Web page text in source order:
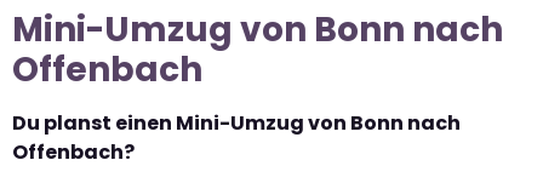
Mini-Umzug von Bonn nach
Offenbach
Du planst einen Mini-Umzug von Bonn nach
Offenbach?